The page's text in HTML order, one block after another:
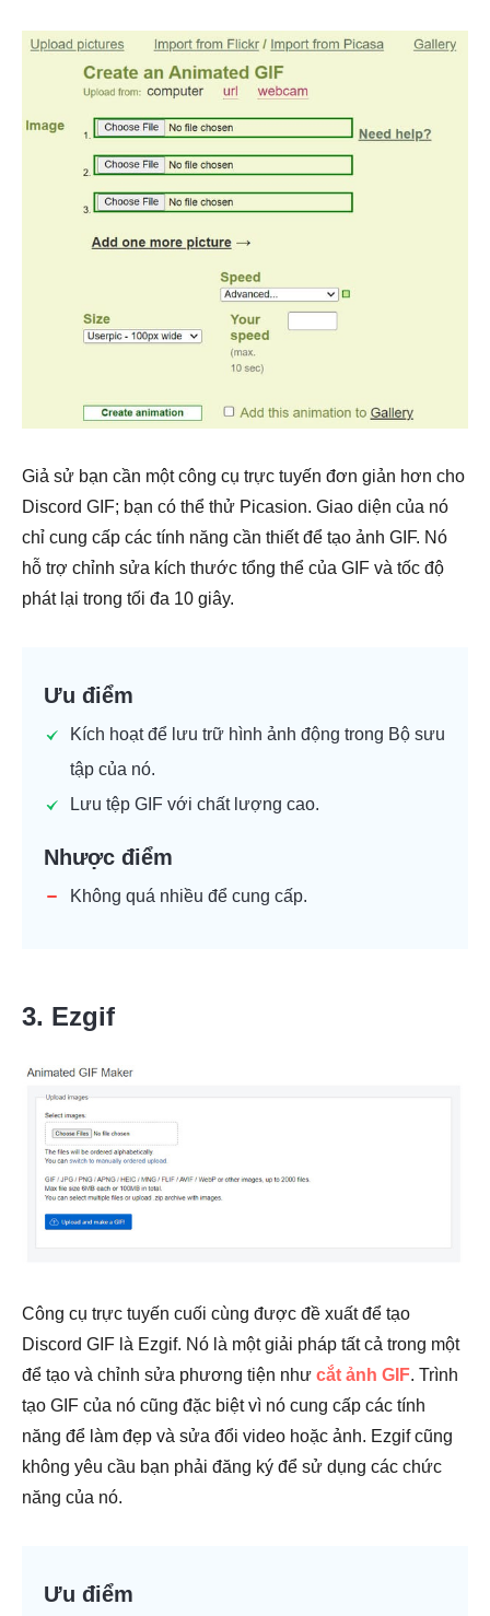
Giả sử bạn cần một công cụ trực tuyến đơn giản hơn cho
Discord GIF; bạn có thể thử Picasion. Giao diện của nó
chỉ cung cấp các tính năng cần thiết để tạo ảnh GIF. Nó
hỗ trợ chỉnh sửa kích thước tổng thể của GIF và tốc độ
phát lại trong tối đa 10 giây.
Ưu điểm
Kích hoạt để lưu trữ hình ảnh động trong Bộ sưu
tập của nó.
Lưu tệp GIF với chất lượng cao.
Nhược điểm
Không quá nhiều để cung cấp.
3. Ezgif
Công cụ trực tuyến cuối cùng được đề xuất để tạo
Discord GIF là Ezgif. Nó là một giải pháp tất cả trong một
để tạo và chỉnh sửa phương tiện như cắt ảnh GIF. Trình
tạo GIF của nó cũng đặc biệt vì nó cung cấp các tính
năng để làm đẹp và sửa đổi video hoặc ảnh. Ezgif cũng
không yêu cầu bạn phải đăng ký để sử dụng các chức
năng của nó.
Ưu điểm